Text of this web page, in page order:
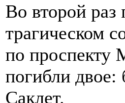
Во второй раз
трагическом
по проспекту
погибли двое:
Саклет.